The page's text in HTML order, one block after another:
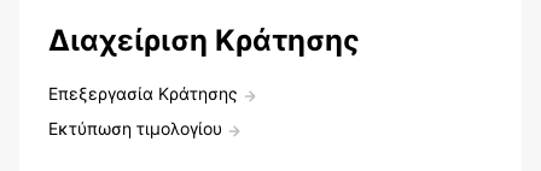
Διαχείριση Κράτησης
Επεξεργασία Κράτησης
Εκτύπωση τιμολογίου